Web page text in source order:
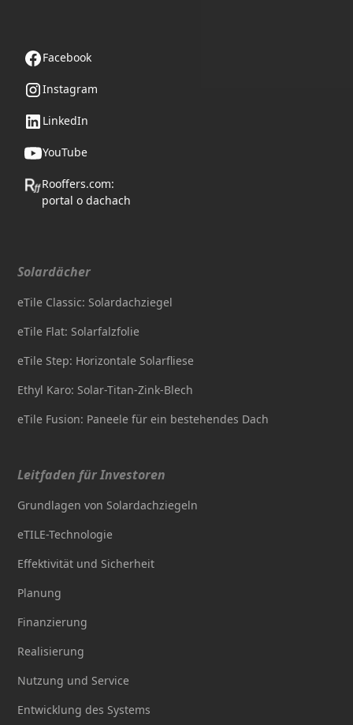
Facebook
Instagram
LinkedIn
YouTube
Rooffers.com:
portal o dachach
Solardächer
eTile Classic: Solardachziegel
eTile Flat: Solarfalzfolie
eTile Step: Horizontale Solarfliese
Ethyl Karo: Solar-Titan-Zink-Blech
eTile Fusion: Paneele für ein bestehendes Dach
Leitfaden für Investoren
Grundlagen von Solardachziegeln
eTILE-Technologie
Effektivität und Sicherheit
Planung
Finanzierung
Realisierung
Nutzung und Service
Entwicklung des Systems